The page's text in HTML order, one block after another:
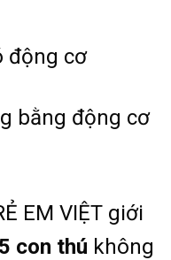
động cơ
bằng động cơ
EM VIỆT giới
con thú không